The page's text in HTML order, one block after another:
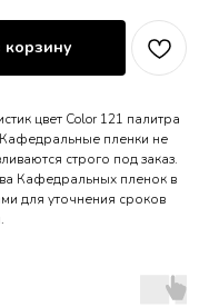
цвет Color 121 палитра
пленки не
строго под заказ.
Кафедральных пленок в
для уточнения сроков